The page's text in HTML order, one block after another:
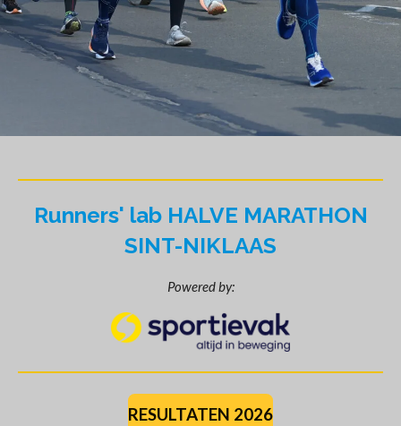
Runners' lab HALVE MARATHON
SINT-NIKLAAS
Powered by:
RESULTATEN 2026